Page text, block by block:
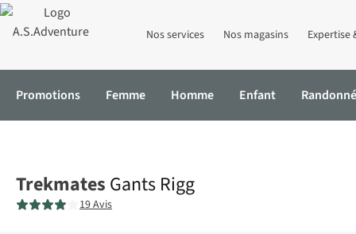
Nos services Nos magasins Expertise
Promotions Femme Homme Enfant
Trekmates Gants Rigg
19 Avis